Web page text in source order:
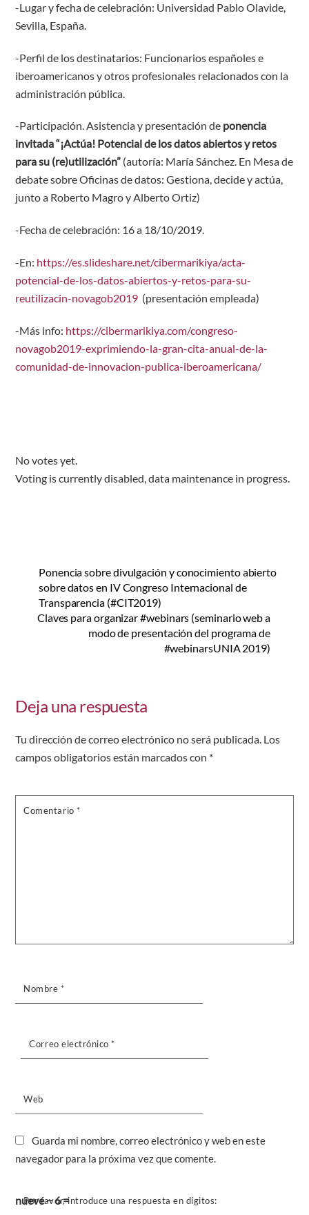
-Lugar y fecha de celebración: Universidad Pablo Olavide,
Sevilla, España.
-Perfil de los destinatarios: Funcionarios españoles e
iberoamericanos y otros profesionales relacionados con la
administración pública.
-Participación. Asistencia y presentación de ponencia
invitada“¡Actúa! Potencial de los datos abiertos y retos
para su (re)utilización” (autoría: María Sánchez. En Mesa de
debate sobre Oficinas de datos: Gestiona, decide y actúa,
junto a Roberto Magro y Alberto Ortiz)
-Fecha de celebración: 16 a 18/10/2019.
-En: https://es.slideshare.net/cibermarikiya/acta-
potencial-de-los-datos-abiertos-y-retos-para-su-
reutilizacin-novagob2019 (presentación empleada)
-Más info: https://cibermarikiya.com/congreso-
novagob2019-exprimiendo-la-gran-cita-anual-de-la-
comunidad-de-innovacion-publica-iberoamericana/
No votes yet.
Voting is currently disabled, data maintenance in progress.
Ponencia sobre divulgación y conocimiento abierto
sobre datos en IV Congreso Internacional de
Transparencia (#CIT2019)
Claves para organizar #webinars (seminario web a
modo de presentación del programa de
#webinarsUNIA 2019)
Deja una respuesta
Tu dirección de correo electrónico no será publicada. Los
campos obligatorios están marcados con *
Comentario *
Nombre *
Correo electrónico *
Web
Guarda mi nombre, correo electrónico y web en este
navegador para la próxima vez que comente.
Por favor, introduce una respuesta en dígitos:
nueve − 6 =